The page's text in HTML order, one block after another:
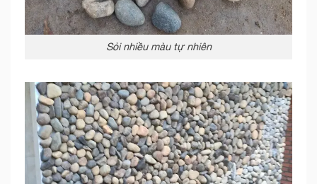
Sỏi nhiều màu tự nhiên